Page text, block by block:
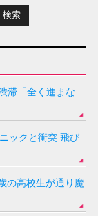
滞「全く進まな
ックと衝突 飛び
の高校生が通り魔